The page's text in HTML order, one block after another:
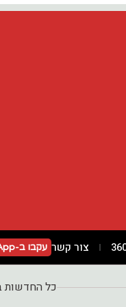
צור קשר עקבו ב-WhatsApp
כל החדשות